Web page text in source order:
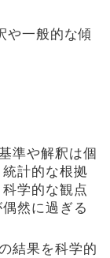
や一般的な傾
準や解釈は個
計的な根拠
学的な観点
然に過ぎる
結果を科学的